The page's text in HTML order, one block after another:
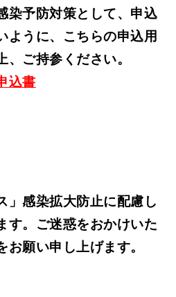
染予防対策として、申込
ように、こちらの申込用
ご持参ください。
込書
」感染拡大防止に配慮し
す。ご迷惑をおかけいた
お願い申し上げます。